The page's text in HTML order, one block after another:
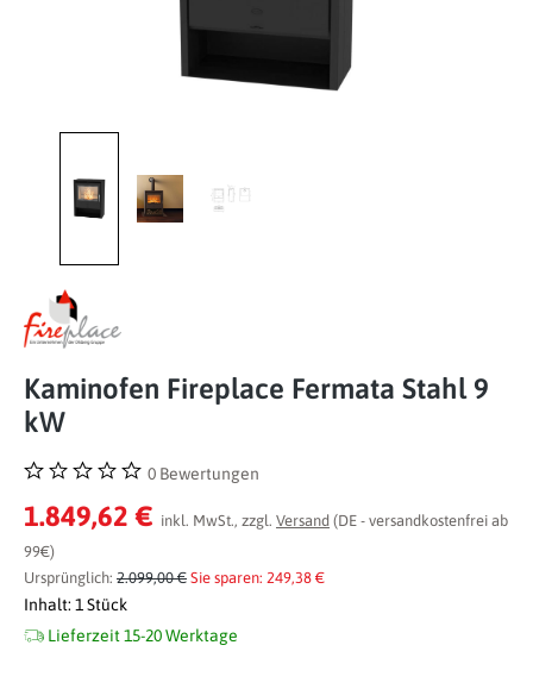
Kaminofen Fireplace Fermata Stahl 9
kW
Durchschnittliche Bewertung von 0 von 5 Sternen
0 Bewertungen
1.849,62 € inkl. MwSt., zzgl. Versand (DE - versandkostenfrei ab
99€)
Ursprünglich: 2.099,00 € Sie sparen: 249,38 €
Inhalt: 1 Stück
Lieferzeit 15-20 Werktage